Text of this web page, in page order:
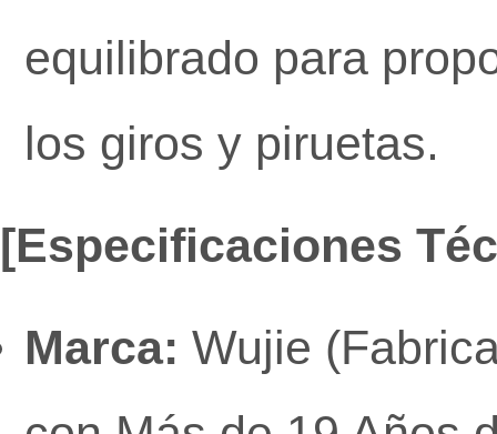
equilibrado para
los giros y piruetas.
[Especificaciones
Marca: Wujie